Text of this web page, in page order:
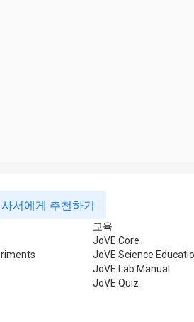
사서에게 추천하기
교육
JoVE Core
JoVE Science
JoVE Lab Manual
JoVE Quiz